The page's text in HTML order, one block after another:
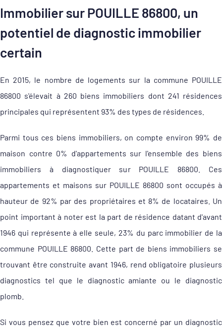
Immobilier sur POUILLE 86800, un
potentiel de diagnostic immobilier
certain
En 2015, le nombre de logements sur la commune POUILLE
86800 s'élevait à 260 biens immobiliers dont 241 résidences
principales qui représentent 93% des types de résidences.
Parmi tous ces biens immobiliers, on compte environ 99% de
maison contre 0% d'appartements sur l'ensemble des biens
immobiliers à diagnostiquer sur POUILLE 86800. Ces
appartements et maisons sur POUILLE 86800 sont occupés à
hauteur de 92% par des propriétaires et 8% de locataires. Un
point important à noter est la part de résidence datant d'avant
1946 qui représente à elle seule, 23% du parc immobilier de la
commune POUILLE 86800. Cette part de biens immobiliers se
trouvant être construite avant 1946, rend obligatoire plusieurs
diagnostics tel que le diagnostic amiante ou le diagnostic
plomb.
Si vous pensez que votre bien est concerné par un diagnostic